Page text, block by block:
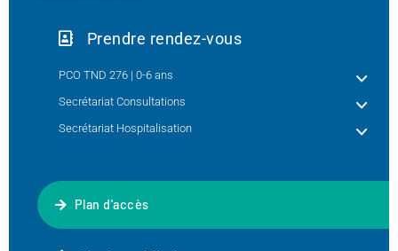
Prendre rendez-vous
PCO TND 276 | 0-6 ans
Secrétariat Consultations
Secrétariat Hospitalisation
Plan d'accès